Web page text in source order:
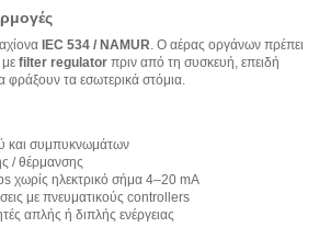
IEC 534 / NAMUR. Ο αέρας οργάνων πρέπει
filter regulator πριν από τη συσκευή, επειδή
φράξουν τα εσωτερικά στόμια.
και συμπυκνωμάτων
/ θέρμανσης
χωρίς ηλεκτρικό σήμα 4–20 mA
με πνευματικούς controllers
απλής ή διπλής ενέργειας